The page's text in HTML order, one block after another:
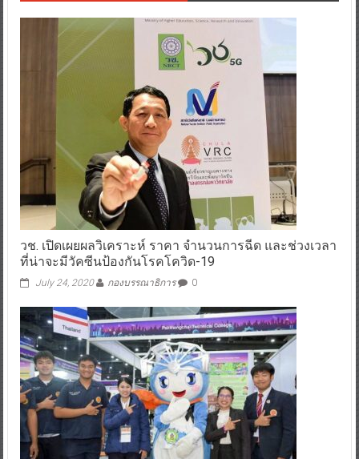
วช. เปิดเผยผลวิเคราะห์ ราคา จำนวนการฉีด และช่วงเวลา
ที่น่าจะมีวัคซีนป้องกันโรคโควิด-19
July 24, 2020 กองบรรณาธิการ 0